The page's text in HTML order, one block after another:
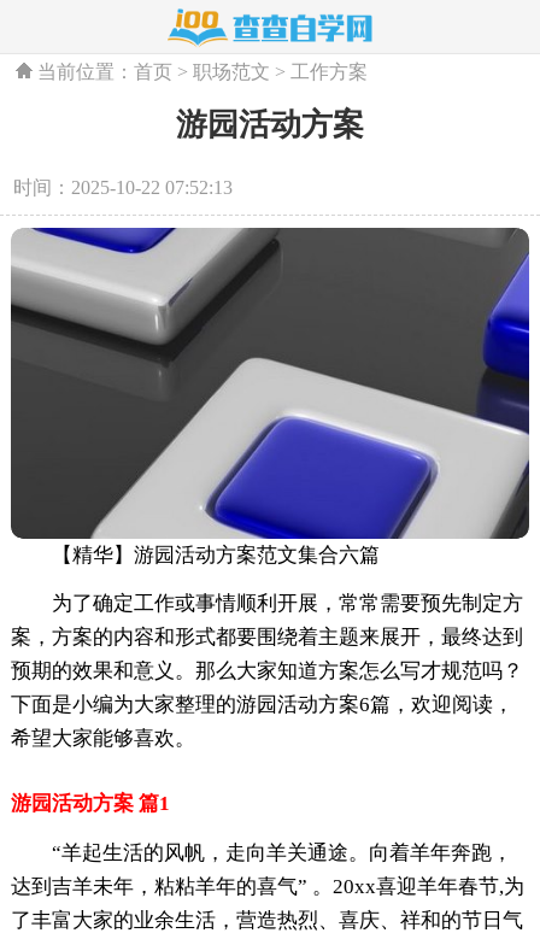
当前位置：首页 >职场范文 > 工作方案
游园活动方案
时间：2025-10-22 07:52:13
【精华】游园活动方案范文集合六篇
为了确定工作或事情顺利开展，常常需要预先制定方
案，方案的内容和形式都要围绕着主题来展开，最终达到
预期的效果和意义。那么大家知道方案怎么写才规范吗？
下面是小编为大家整理的游园活动方案6篇，欢迎阅读，
希望大家能够喜欢。
游园活动方案 篇1
“羊起生活的风帆，走向羊关通途。向着羊年奔跑，
达到吉羊未年，粘粘羊年的喜气” 。20xx喜迎羊年春节,为
了丰富大家的业余生活，营造热烈、喜庆、祥和的节日气